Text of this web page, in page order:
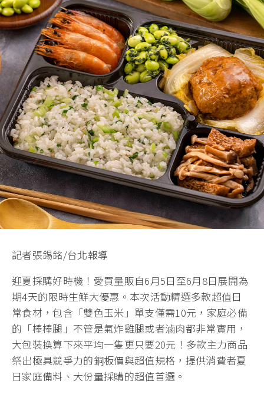
記者張錫銘/台北報導
迎夏採購好時機！愛買量販自6月5日至6月8日展開為
期4天的限時生鮮大優惠。本次活動精選多款超值日
常食材，包含「雙色玉米」單支僅需10元，家庭必備
的「棒棒腿」不管是氣炸雞腿或者滷肉都非常實用，
大包裝換算下來平均一隻更只要20元！多款主力商品
祭出極具競爭力的銅板價與超值規格，提供消費者夏
日家庭備料、大份量採購的超值首選。